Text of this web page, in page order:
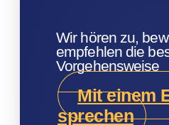
Wir hören zu,
empfehlen die
Vorgehensweise
Mit einem
sprechen